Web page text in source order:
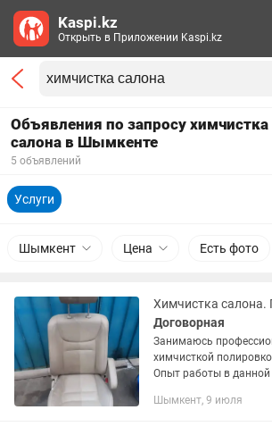
Объявления по запросу химчистка
салона в Шымкенте
5 объявлений
Услуги
Шымкент Цена Есть фото
Договорная
Занимаюсь
химчисткой
Опыт работы в данной
мои работы.
Шымкент, 9 июля
Kaspi.kz
Открыть в Приложении Kaspi.kz